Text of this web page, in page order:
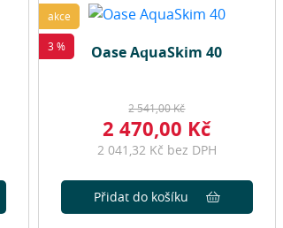
akce
3 % Oase AquaSkim 40
2 541,00 Kč
2 470,00 Kč
2 041,32 Kč bez DPH
Přidat do košíku